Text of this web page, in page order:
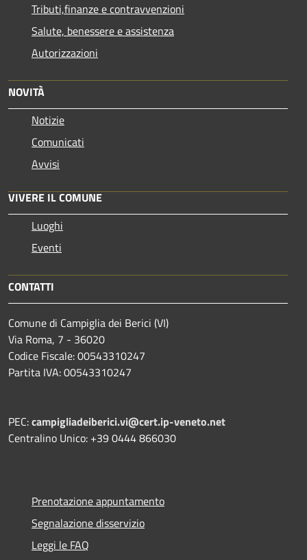
Tributi,finanze e contravvenzioni
Salute, benessere e assistenza
Autorizzazioni
NOVITÀ
Notizie
Comunicati
Avvisi
VIVERE IL COMUNE
Luoghi
Eventi
CONTATTI
Comune di Campiglia dei Berici (VI)
Via Roma, 7 - 36020
Codice Fiscale: 00543310247
Partita IVA: 00543310247
PEC:campigliadeiberici.vi@cert.ip-veneto.net
Centralino Unico: +39 0444 866030
Prenotazione appuntamento
Segnalazione disservizio
Leggi le FAQ